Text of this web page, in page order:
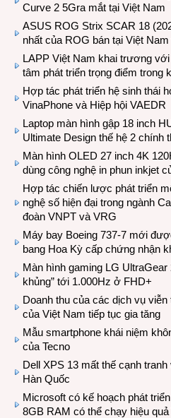
Curve 2 5Gra mắt tại Việt Nam
ASUS ROG Strix SCAR 18
nhất của ROG bán tại Việt
LAPP Việt Nam khai trương
tâm phát triển trọng điểm trong
Hợp tác phát triển hệ sinh thái
VinaPhone và Hiệp hội VAEDR
Laptop màn hình gập 18 inch
Ultimate Design thế hệ 2 chính
Màn hình OLED 27 inch 4K
dùng công nghệ in phun inkjet
Hợp tác chiến lược phát triển
nghệ số hiện đại trong ngành
đoàn VNPT và VRG
Máy bay Boeing 737-7 mới
bang Hoa Kỳ cấp chứng nhận
Màn hình gaming LG UltraGear
khủng” tới 1.000Hz ở FHD+
Doanh thu của các dịch vụ
của Việt Nam tiếp tục gia tăng
Mẫu smartphone khái niệm
của Tecno
Dell XPS 13 mất thế cạnh
Hàn Quốc
Microsoft có kế hoạch phát
8GB RAM có thể chạy hiệu quả